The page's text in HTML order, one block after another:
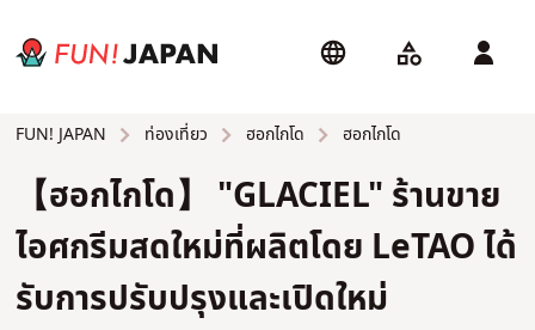
FUN! JAPAN ท่องเที่ยว ฮอกไกโด ฮอกไกโด
【ฮอกไกโด】 "GLACIEL" ร้านขาย
ไอศกรีมสดใหม่ที่ผลิตโดย LeTAO ได้
รับการปรับปรุงและเปิดใหม่